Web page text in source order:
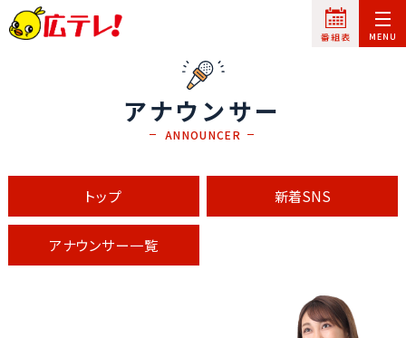
アナウンサー
ANNOUNCER
トップ 新着SNS
アナウンサー一覧